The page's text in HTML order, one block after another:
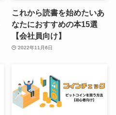
これから読書を始めたいあ
なたにおすすめの本15選
【会社員向け】
2022年11月6日